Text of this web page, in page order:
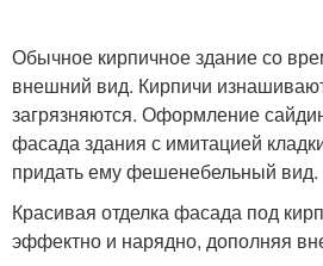
Обычное кирпичное здание со
внешний вид. Кирпичи
загрязняются. Оформление
фасада здания с имитацией
придать ему фешенебельный вид.
Красивая отделка фасада под
эффектно и нарядно, дополняя